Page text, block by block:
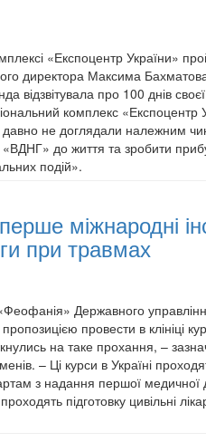
«Експоцентр України»
директора Максима
відзвітувала про 100 днів
комплекс «Експоцентр
давно не доглядали належним
до життя та зробити
подій».
міжнародні
при травмах
«Феофанія» Державного
провести в клініці
на таке прохання, –
– Ці курси в Україні
з надання першої медичної
проходять підготовку цивільні